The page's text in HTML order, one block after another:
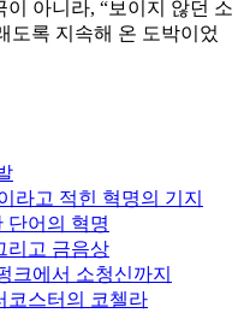
아니라, “보이지 않던 소
도록 지속해 온 도박이었
라고 적힌 혁명의 기지
단어의 혁명
리고 금음상
크에서 소청신까지
코스터의 코첼라